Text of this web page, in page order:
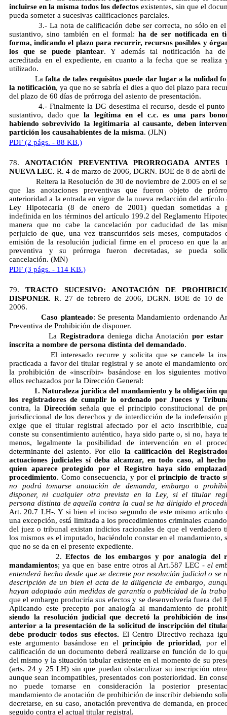
incluirse en la misma todos los defectos existentes, sin que el
pueda someter a sucesivas calificaciones parciales.
3.- La nota de calificación debe ser correcta, no sólo en el
sustantivo, sino también en el formal: ha de ser notificada en
forma, indicando el plazo para recurrir, recursos posibles y
los que se puede plantear. Y además tal notificación ha de
acreditada en el expediente, en cuanto a la fecha que se realiza
utilizado.
Lafalta de tales requisitos puede dar lugar a la nulidad
la notificación, ya que no se sabría el dies a quo del plazo para
del plazo de 60 días de prórroga del asiento de presentación.
4.- Finalmente la DG desestima el recurso, desde el punto
sustantivo, dado que la legítima en el c.c. es una pars
habiendo sobrevivido la legitimaria al causante, deben
partición los causahabientes de la misma. (JLN)
PDF (2 págs. - 88 KB.)
78.ANOTACIÓN PREVENTIVA PRORROGADA
NUEVA LEC. R. 4 de marzo de 2006, DGRN. BOE de 8 de abril
Reitera la Resolución de 30 de noviembre de 2.005 en el
que las anotaciones preventivas que fueron objeto de
anterioridad a la entrada en vigor de la nueva redacción del artículo
Ley Hipotecaria (8 de enero de 2001) quedan sometidas a
indefinida en los términos del artículo 199.2 del Reglamento
manera que no cabe la cancelación por caducidad de las
perjuicio de que, una vez transcurridos seis meses, computados
emisión de la resolución judicial firme en el proceso en que la
preventiva y su prórroga fueron decretadas, se pueda
cancelación. (MN)
PDF (3 págs. - 114 KB.)
79. TRACTO SUCESIVO: ANOTACIÓN DE
DISPONER. R. 27 de febrero de 2006, DGRN. BOE de 10 de
2006.
Caso planteado: Se presenta Mandamiento ordenando
Preventiva de Prohibición de disponer.
La Registradoradeniega dicha Anotación por estar
inscrita a nombre de persona distinta del demandado.
El interesado recurre y solicita que se cancele la
practicada a favor del titular registral y se anote el mandamiento
la prohibición de «inscribir» basándose en los siguientes
ellos rechazados por la Dirección General:
1. Naturaleza jurídica del mandamiento y la obligación
los registradores de cumplir lo ordenado por Jueces y
contra, la Direcciónseñala que el principio constitucional de
jurisdiccional de los derechos y de interdicción de la indefensión
exige que el titular registral afectado por el acto inscribible,
conste su consentimiento auténtico, haya sido parte o, si no, haya
menos, legalmente la posibilidad de intervención en el
determinante del asiento. Por ello la calificación del
actuaciones judiciales sí deba alcanzar, en todo caso, al
quien aparece protegido por el Registro haya sido
procedimiento. Como consecuencia, y por el principio de tracto
no podrá tomarse anotación de demanda, embargo o
disponer, ni cualquier otra prevista en la Ley, si el titular
persona distinta de aquella contra la cual se ha dirigido el
Art. 20.7 LH-. Y si bien el inciso segundo de este mismo artículo
una excepción, está limitada a los procedimientos criminales
del juez o tribunal existan indicios racionales de que el verdadero
los mismos es el imputado, haciéndolo constar en el mandamiento,
que no se da en el presente expediente.
2. Efectos de los embargos y por analogía del
mandamientos; ya que en base entre otros al Art.587 LEC - el
entenderá hecho desde que se decrete por resolución judicial o se
descripción de un bien el acta de la diligencia de embargo,
hayan adoptado aún medidas de garantía o publicidad de la
que el embargo produciría sus efectos y se desenvolvería fuera del
Aplicando este precepto por analogía al mandamiento de
siendo la resolución judicial que decretó la prohibición de
anterior a la presentación de la solicitud de inscripción del
debe producir todos sus efectos. El Centro Directivo rechaza
este argumento basándose en elprincipio de prioridad, por
calificación de un documento deberá realizarse en función de lo
del mismo y la situación tabular existente en el momento de su
(arts. 24 y 25 LH) sin que puedan obstaculizar su inscripción
aunque sean incompatibles, presentados con posterioridad. En
no puede tomarse en consideración la posterior
mandamiento de anotación de prohibición de inscribir debiendo
decretarse, en su caso, anotación preventiva de demanda, en
seguido contra el actual titular registral.